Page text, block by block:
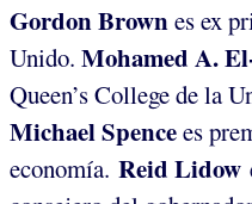
Gordon Brownes ex
Unido. Mohamed A.
Queen’s College de la
Michael Spencees
economía. Reid Lidow